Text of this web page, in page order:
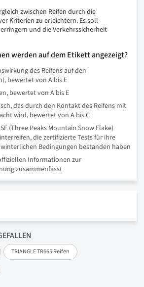
TRIANGLE TR665 Reifen
zwischen Reifen durch die
Kriterien zu erleichtern. Es soll
und die Verkehrssicherheit
werden auf dem Etikett angezeigt?
des Reifens auf den
bewertet von A bis E
bewertet von A bis E
das durch den Kontakt des Reifens mit
wird, bewertet von A bis C
(Three Peaks Mountain Snow Flake)
die zertifizierte Tests für ihre
Bedingungen bestanden haben
Informationen zur
zusammenfasst